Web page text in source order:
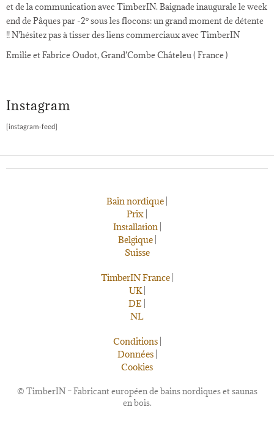
et de la communication avec TimberIN. Baignade inaugurale le week
end de Pâques par -2° sous les flocons: un grand moment de détente
!! N’hésitez pas à tisser des liens commerciaux avec TimberIN
Emilie et Fabrice Oudot, Grand’Combe Châteleu ( France )
Instagram
[instagram-feed]
Bain nordique
Prix
Installation|
Belgique|
Suisse
TimberIN France|
UK|
DE
NL
Conditions|
Données|
Cookies
© TimberIN – Fabricant européen de bains nordiques et saunas
en bois.